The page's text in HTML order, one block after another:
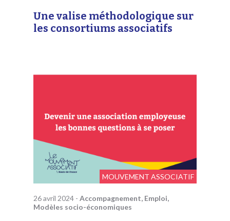
Une valise méthodologique sur
les consortiums associatifs
MOUVEMENT ASSOCIATIF
26 avril 2024 - Accompagnement, Emploi,
Modèles socio-économiques